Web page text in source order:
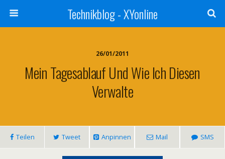
Technikblog - XYonline
26/01/2011
Mein Tagesablauf Und Wie Ich Diesen
Verwalte
Teilen Tweet Anpinnen Mail SMS